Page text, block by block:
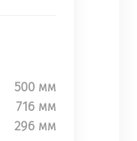
500 мм
716 мм
296 мм